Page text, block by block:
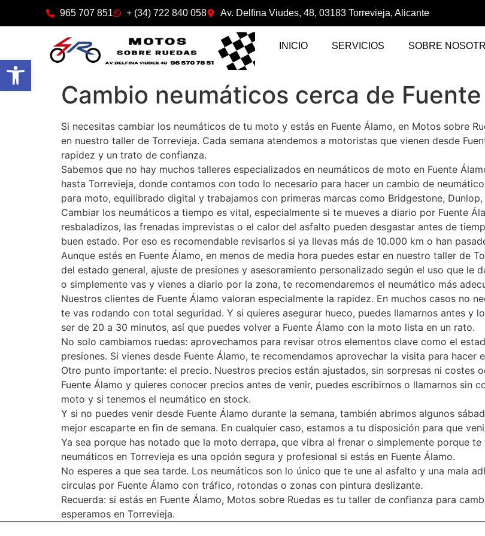
Abrir barra de herramientas
965 707 851 + (34) 722 840 058 Av. Delfina Viudes, 48, 03183 Torrevieja, Alicante
INICIO SERVICIOS SOBRE
Cambio neumáticos cerca de
Si necesitas cambiar los neumáticos de tu moto y estás en Fuente Álamo, en Motos sobre
en nuestro taller de Torrevieja. Cada semana atendemos a motoristas que vienen desde
rapidez y un trato de confianza.
Sabemos que no hay muchos talleres especializados en neumáticos de moto en Fuente
hasta Torrevieja, donde contamos con todo lo necesario para hacer un cambio de
para moto, equilibrado digital y trabajamos con primeras marcas como Bridgestone,
Cambiar los neumáticos a tiempo es vital, especialmente si te mueves a diario por Fuente
resbaladizos, las frenadas imprevistas o el calor del asfalto pueden desgastar antes de
buen estado. Por eso es recomendable revisarlos si ya llevas más de 10.000 km o han
Aunque estés en Fuente Álamo, en menos de media hora puedes estar en nuestro taller de
del estado general, ajuste de presiones y asesoramiento personalizado según el uso que le
o simplemente vas y vienes a diario por la zona, te recomendaremos el neumático más
Nuestros clientes de Fuente Álamo valoran especialmente la rapidez. En muchos casos no
te vas rodando con total seguridad. Y si quieres asegurar hueco, puedes llamarnos antes y
ser de 20 a 30 minutos, así que puedes volver a Fuente Álamo con la moto lista en un rato.
No solo cambiamos ruedas: aprovechamos para revisar otros elementos clave como el
presiones. Si vienes desde Fuente Álamo, te recomendamos aprovechar la visita para hacer
Otro punto importante: el precio. Nuestros precios están ajustados, sin sorpresas ni costes
Fuente Álamo y quieres conocer precios antes de venir, puedes escribirnos o llamarnos sin
moto y si tenemos el neumático en stock.
Y si no puedes venir desde Fuente Álamo durante la semana, también abrimos algunos
mejor escaparte en fin de semana. En cualquier caso, estamos a tu disposición para que
Ya sea porque has notado que la moto derrapa, que vibra al frenar o simplemente porque
neumáticos en Torrevieja es una opción segura y profesional si estás en Fuente Álamo.
No esperes a que sea tarde. Los neumáticos son lo único que te une al asfalto y una mala
circulas por Fuente Álamo con tráfico, rotondas o zonas con pintura deslizante.
Recuerda: si estás en Fuente Álamo, Motos sobre Ruedas es tu taller de confianza para
esperamos en Torrevieja.